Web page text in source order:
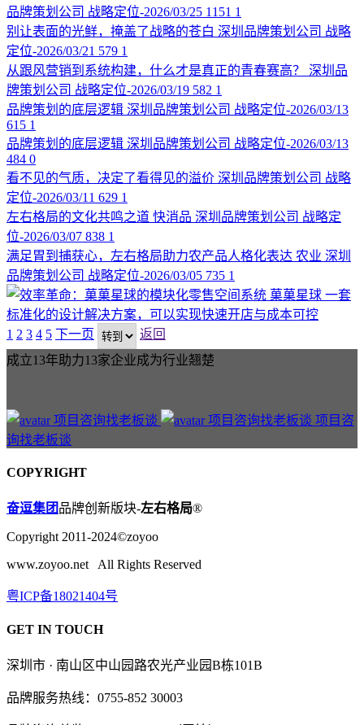
品牌策划公司 战略定位-2026/03/25 1151 1
别让表面的光鲜，掩盖了战略的苍白 深圳品牌策划公司 战略
定位-2026/03/21 579 1
从跟风营销到系统构建，什么才是真正的青春赛高？
深圳品
牌策划公司 战略定位-2026/03/19 582 1
品牌策划的底层逻辑 深圳品牌策划公司 战略定位-2026/03/13
615 1
品牌策划的底层逻辑 深圳品牌策划公司 战略定位-2026/03/13
484 0
看不见的气质，决定了看得见的溢价 深圳品牌策划公司 战略
定位-2026/03/11 629 1
左右格局的文化共鸣之道 快消品 深圳品牌策划公司 战略定
位-2026/03/07 838 1
满足胃到捕获心，左右格局助力农产品人格化表达 农业 深圳
品牌策划公司 战略定位-2026/03/05 735 1
菓菓星球 一套
标准化的设计解决方案，可以实现快速开店与成本可控
1 2 3 4 5 下一页
返回
成立13年助力13家企业成为行业翘楚
项目咨
询找老板谈
COPYRIGHT
奋逗集团品牌创新版块-左右格局®
Copyright 2011-2024©zoyoo
www.zoyoo.net All Rights Reserved
粤ICP备18021404号
GET IN TOUCH
深圳市 · 南山区中山园路农光产业园B栋101B
品牌服务热线：0755-852 30003